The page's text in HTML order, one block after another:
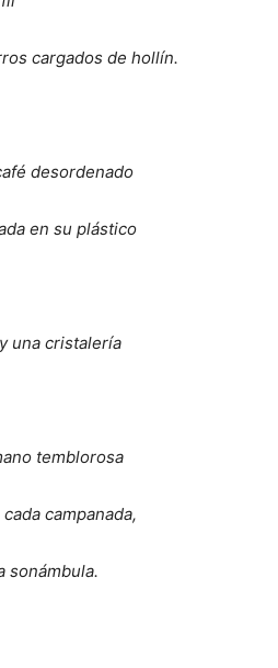
cargados de hollín.
desordenado
en su plástico
una cristalería
temblorosa
campanada,
sonámbula.